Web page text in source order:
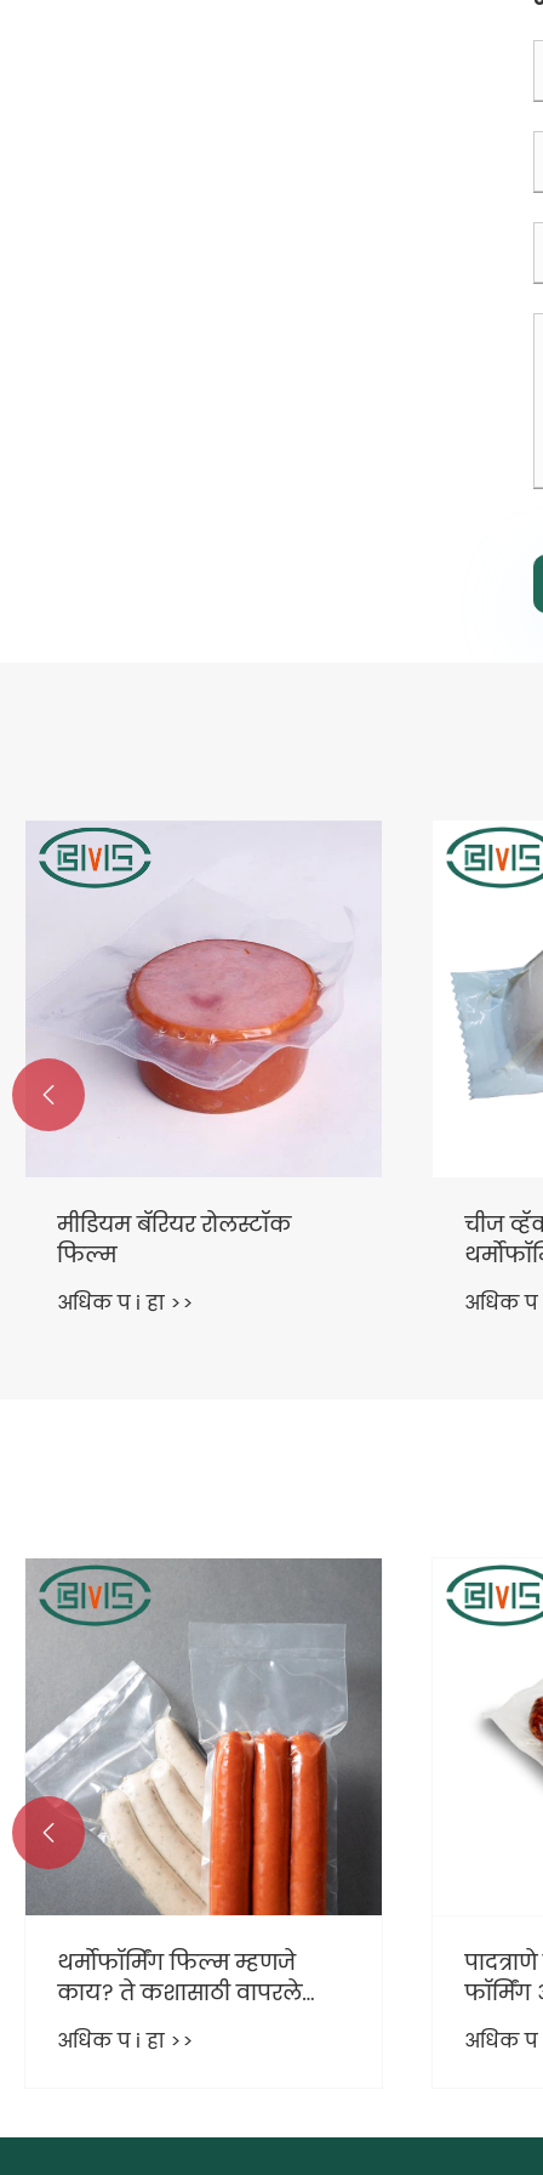
चीज व्हॅक्यूम पॅकेजिंग
थर्मोफॉर्मिंग फिल्म
अधिक प i हा >>
फिल्म
अधिक प

पादत्राणे उत्पादनासाठी नॉन-
फॉर्मिंग आणि तयार करण्याच्या
वेबमध्ये नवकल्पना आहेत?
अधिक प i हा >>
फिल्म
नवीन
अधिक
